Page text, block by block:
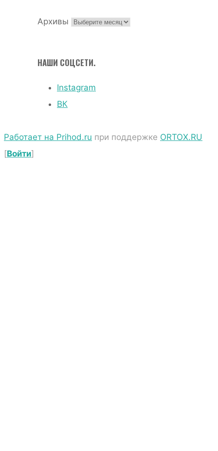
Архивы
НАШИ СОЦСЕТИ.
Instagram
ВК
Работает на Prihod.ru при поддержке ORTOX.RU
[Войти]